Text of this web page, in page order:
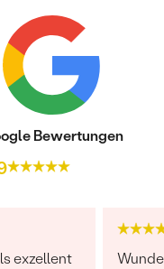
Bewertungen
exzellent